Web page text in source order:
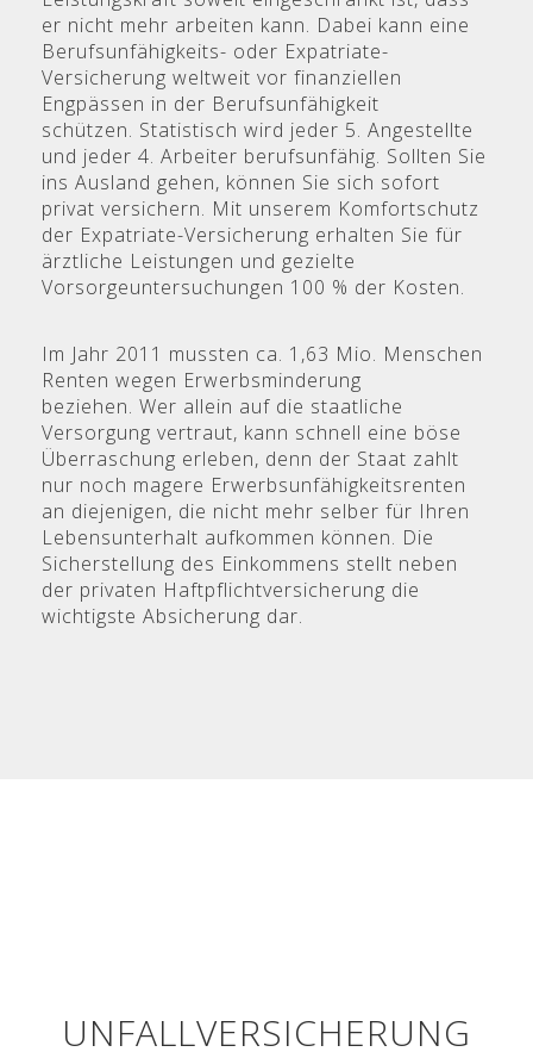
er nicht mehr arbeiten kann. Dabei kann eine
Berufsunfähigkeits- oder Expatriate-
Versicherung weltweit vor finanziellen
Engpässen in der Berufsunfähigkeit
schützen. Statistisch wird jeder 5. Angestellte
und jeder 4. Arbeiter berufsunfähig. Sollten Sie
ins Ausland gehen, können Sie sich sofort
privat versichern. Mit unserem Komfortschutz
der Expatriate-Versicherung erhalten Sie für
ärztliche Leistungen und gezielte
Vorsorgeuntersuchungen 100 % der Kosten.
Im Jahr 2011 mussten ca. 1,63 Mio. Menschen
Renten wegen Erwerbsminderung
beziehen. Wer allein auf die staatliche
Versorgung vertraut, kann schnell eine böse
Überraschung erleben, denn der Staat zahlt
nur noch magere Erwerbsunfähigkeitsrenten
an diejenigen, die nicht mehr selber für Ihren
Lebensunterhalt aufkommen können. Die
Sicherstellung des Einkommens stellt neben
der privaten Haftpflichtversicherung die
wichtigste Absicherung dar.
UNFALLVERSICHERUNG